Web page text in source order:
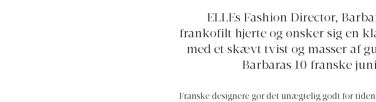
ELLEs Fashion Director,
frankofilt hjerte og ønsker sig en
med et skævt tvist og masser af
Barbaras 10 franske
Franske designere gør det unægtelig godt for